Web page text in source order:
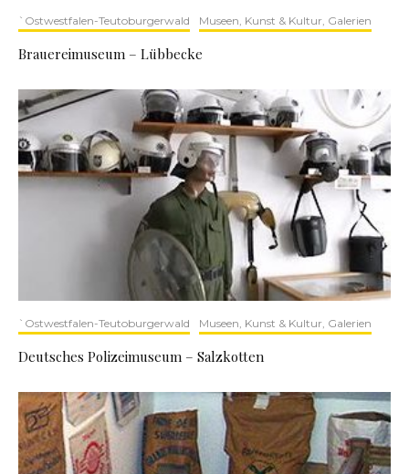
`Ostwestfalen-Teutoburgerwald Museen, Kunst & Kultur, Galerien
Brauereimuseum – Lübbecke
`Ostwestfalen-Teutoburgerwald Museen, Kunst & Kultur, Galerien
Deutsches Polizeimuseum – Salzkotten